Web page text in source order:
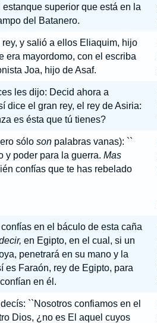
superior que está en la
del Batanero.
rey, y salió a ellos Eliaquim, hijo
era mayordomo, con el escriba
Joa, hijo de Asaf.
les dijo: Decid ahora a
dice el gran rey, el rey de Asiria:
es ésta que tú tienes?
sólo sonpalabras vanas): ``
y poder para la guerra. Mas
confías que te has rebelado
en el báculo de esta caña
en Egipto, en el cual, si un
penetrará en su mano y la
es Faraón, rey de Egipto, para
en él.
``Nosotros confiamos en el
Dios, ¿no es El aquel cuyos